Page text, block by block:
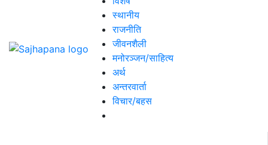
स्थानीय
राजनीति
जीवनशैली
मनोरञ्जन/साहित्य
अर्थ
अन्तरवार्ता
विचार/बहस